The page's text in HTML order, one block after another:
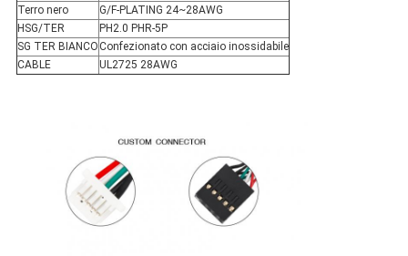
Terro nero
G/F-PLATING 24~28AWG
HSG/TER
PH2.0 PHR-5P
SG TER BIANCOConfezionato con acciaio inossidabile
CABLE
UL2725 28AWG